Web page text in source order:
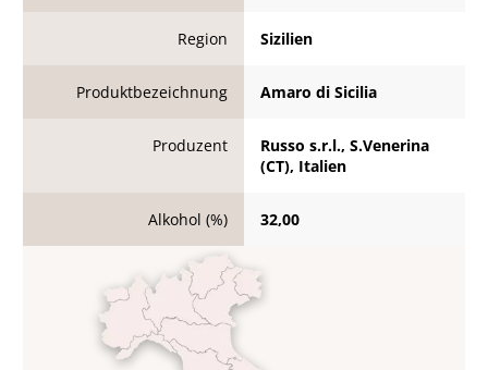
Region Sizilien
Produktbezeichnung Amaro di Sicilia
Produzent
Russo s.r.l., S.Venerina
(CT), Italien
Alkohol (%) 32,00